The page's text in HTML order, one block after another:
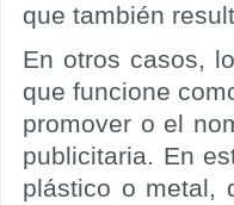
que también
En otros casos,
que funcione
promover o el
publicitaria. En
plástico o metal,